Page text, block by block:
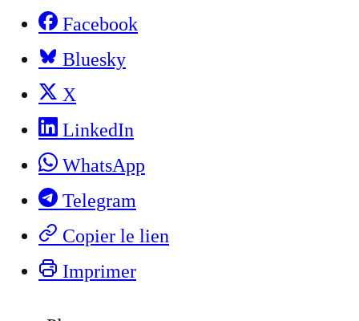
Facebook
Bluesky
X
LinkedIn
WhatsApp
Telegram
Copier le lien
Imprimer